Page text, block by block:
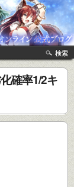
検索
確率1/2キ